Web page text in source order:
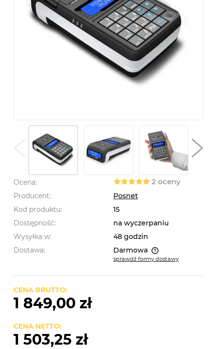
Ocena: 2 oceny
Producent:
Posnet
Kod produktu:
15
Dostępność:
na wyczerpaniu
Wysyłka w:
48 godzin
Dostawa:
Darmowa
Cena nie zawiera ewentualnych kosztów płatności
sprawdź formy dostawy
CENA BRUTTO:
1 849,00 zł
CENA NETTO:
1 503,25 zł